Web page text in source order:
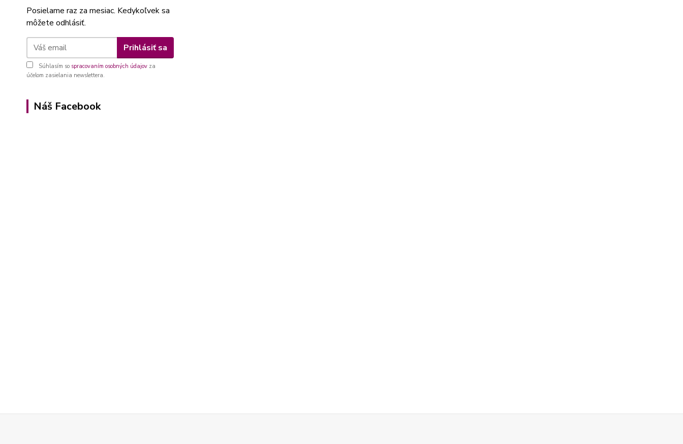
Posielame raz za mesiac. Kedykoľvek sa
môžete odhlásiť.
Prihlásiť sa
Súhlasím so spracovaním osobných údajov za
účelom zasielania newslettera.
Náš Facebook